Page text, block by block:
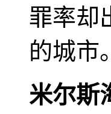
罪率却
的城市。
米尔斯